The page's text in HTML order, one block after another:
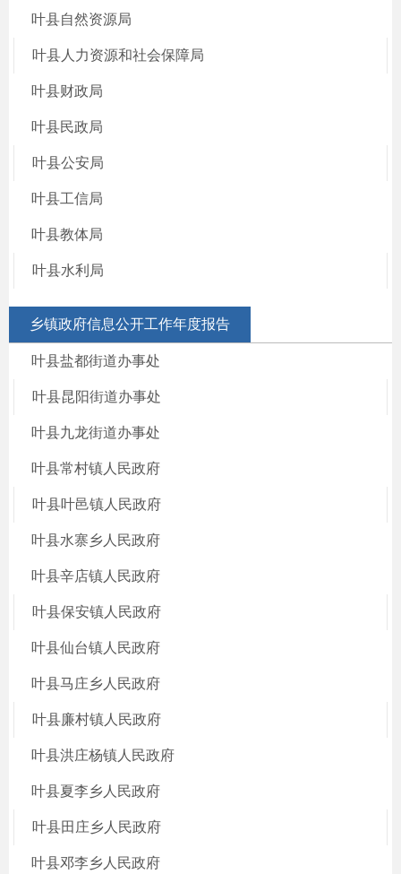
叶县自然资源局
叶县人力资源和社会保障局
叶县财政局
叶县民政局
叶县公安局
叶县工信局
叶县教体局
叶县水利局
乡镇政府信息公开工作年度报告
叶县盐都街道办事处
叶县昆阳街道办事处
叶县九龙街道办事处
叶县常村镇人民政府
叶县叶邑镇人民政府
叶县水寨乡人民政府
叶县辛店镇人民政府
叶县保安镇人民政府
叶县仙台镇人民政府
叶县马庄乡人民政府
叶县廉村镇人民政府
叶县洪庄杨镇人民政府
叶县夏李乡人民政府
叶县田庄乡人民政府
叶县邓李乡人民政府